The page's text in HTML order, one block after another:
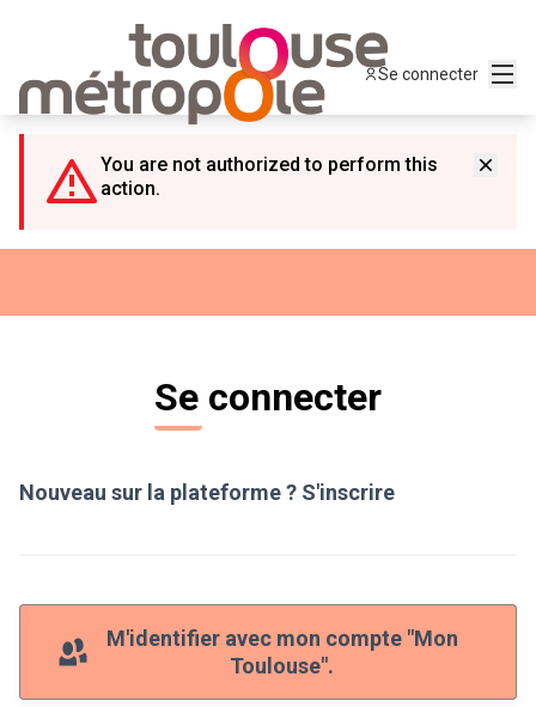
Se connecter
You are not authorized to perform this
action.
Se connecter
Nouveau sur la plateforme ? S'inscrire
M'identifier avec mon compte "Mon
Toulouse".